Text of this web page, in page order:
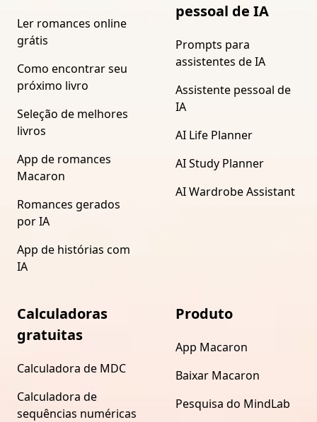
Ler romances online
grátis
Como encontrar seu
próximo livro
Seleção de melhores
livros
App de romances
Macaron
Romances gerados
por IA
App de histórias com
IA
pessoal de IA
Prompts para
assistentes de IA
Assistente pessoal de
IA
AI Life Planner
AI Study Planner
AI Wardrobe Assistant
Calculadoras
gratuitas
Calculadora de MDC
Calculadora de
sequências numéricas
Produto
App Macaron
Baixar Macaron
Pesquisa do MindLab